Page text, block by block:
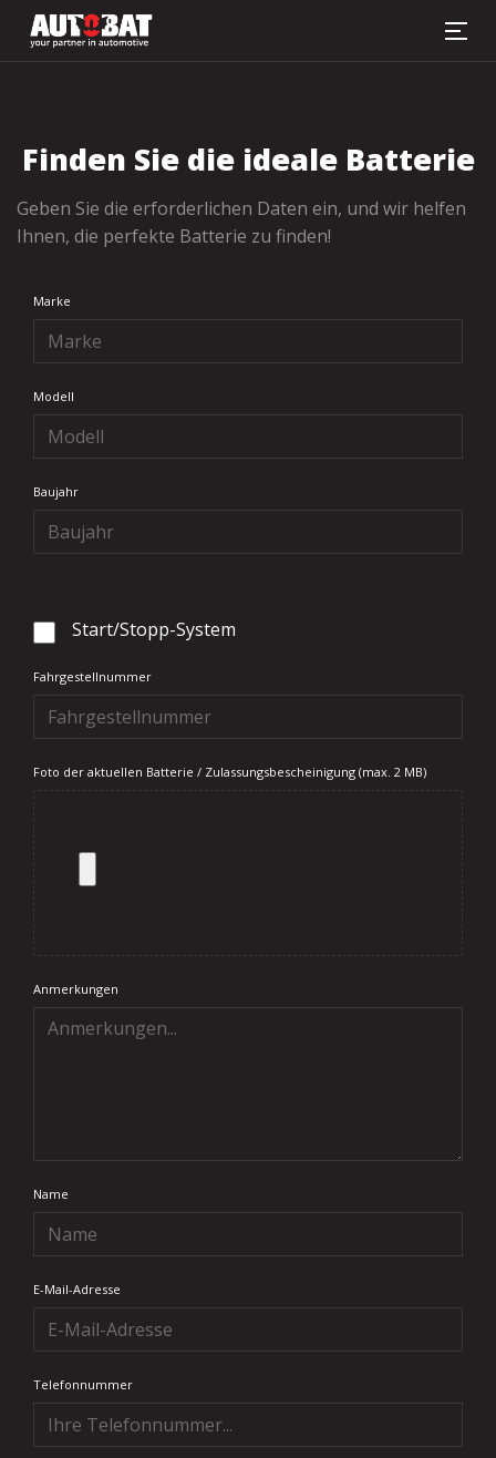
Finden Sie die ideale Batterie
Geben Sie die erforderlichen Daten ein, und wir helfen
Ihnen, die perfekte Batterie zu finden!
Marke
Modell
Baujahr
Start/Stopp-System
Fahrgestellnummer
Foto der aktuellen Batterie / Zulassungsbescheinigung (max. 2 MB)
Anmerkungen
Name
E-Mail-Adresse
Telefonnummer